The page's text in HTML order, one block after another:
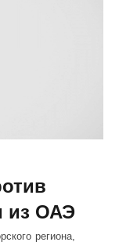
из ОАЭ
региона,